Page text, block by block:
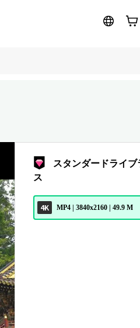
スタンダードライ
ス
4K MP4 | 3840x2160 | 49.9 M